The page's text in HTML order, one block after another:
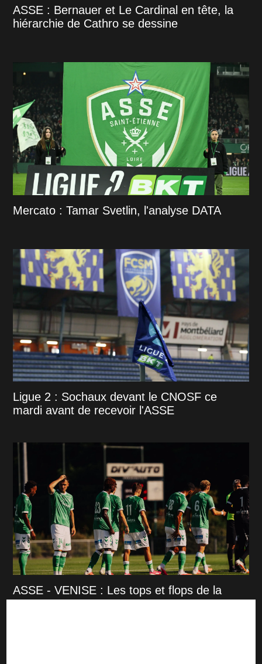
ASSE : Bernauer et Le Cardinal en tête, la
hiérarchie de Cathro se dessine
Mercato : Tamar Svetlin, l'analyse DATA
Ligue 2 : Sochaux devant le CNOSF ce
mardi avant de recevoir l'ASSE
ASSE - VENISE : Les tops et flops de la
rencontre